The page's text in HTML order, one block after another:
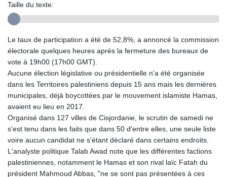
Taille du texte:
Le taux de participation a été de 52,8%, a annoncé la commission
électorale quelques heures après la fermeture des bureaux de
vote à 19h00 (17h00 GMT).
Aucune élection législative ou présidentielle n'a été organisée
dans les Territoires palestiniens depuis 15 ans mais les dernières
municipales, déjà boycottées par le mouvement islamiste Hamas,
avaient eu lieu en 2017.
Organisé dans 127 villes de Cisjordanie, le scrutin de samedi ne
s'est tenu dans les faits que dans 50 d'entre elles, une seule liste
voire aucun candidat ne s'étant déclaré dans certains endroits.
L'analyste politique Talab Awad note que les différentes factions
palestiniennes, notamment le Hamas et son rival laïc Fatah du
président Mahmoud Abbas, "ne se sont pas présentées à ces